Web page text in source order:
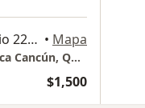
(Pabellón Caribe 2° Piso Consultorio 220) Av. Xpuhil Mz 22, Lt 22, entre Av. Nichupte. SM 19., Cancun • Mapa
Cardiología y Ecocardiografía Pediátrica Cancún, Quintana Roo.
$1,500